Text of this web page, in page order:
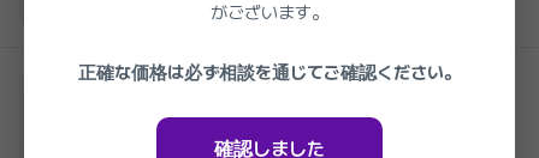
4.4 Clinic
2026.03.27 ~ 2027.03.27
がございます。
正確な価格は必ず相談を通じてご確認ください。
確認しました